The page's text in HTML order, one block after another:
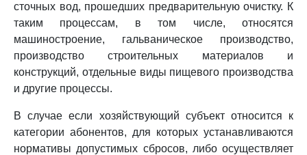
сточных вод, прошедших предварительную очистку. К
таким процессам, в том числе, относятся
машиностроение, гальваническое производство,
производство строительных материалов и
конструкций, отдельные виды пищевого производства
и другие процессы.
В случае если хозяйствующий субъект относится к
категории абонентов, для которых устанавливаются
нормативы допустимых сбросов, либо осуществляет